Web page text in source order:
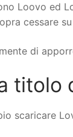
Loovo ed
cessare
di
titolo
scaricare